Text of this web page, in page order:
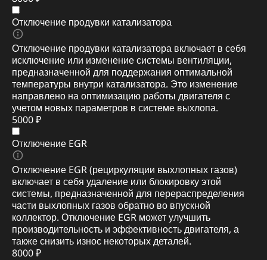
Отключение продувки катализатора
Отключение продувки катализатора включает в себя
исключение или изменение системы вентиляции,
предназначенной для поддержания оптимальной
температуры внутри катализатора. Это изменение
направлено на оптимизацию работы двигателя с
учетом новых параметров в системе выхлопа.
5000 ₽
Отключение EGR
Отключение EGR (рециркуляции выхлопных газов)
включает в себя удаление или блокировку этой
системы, предназначенной для перераспределения
части выхлопных газов обратно во впускной
коллектор. Отключение EGR может улучшить
производительность и эффективность двигателя, а
также снизить износ некоторых деталей.
8000 ₽